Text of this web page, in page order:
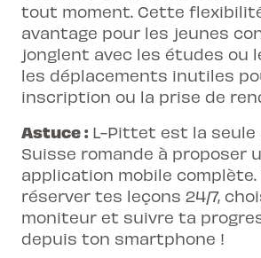
tout moment. Cette
avantage pour les jeunes
jonglent avec les études ou
les déplacements inutiles
inscription ou la prise de
Astuce : L-Pittet est la seule
Suisse romande à proposer
application mobile complète.
réserver tes leçons 24/7,
moniteur et suivre ta
depuis ton smartphone !